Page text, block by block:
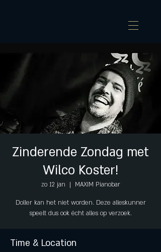
Zinderende Zondag met
Wilco Koster!
zo 12 jan
  |
MAXIM Pianobar
Doller kan het niet worden. Deze alleskunner
speelt dus ook écht alles op verzoek.
Time & Location